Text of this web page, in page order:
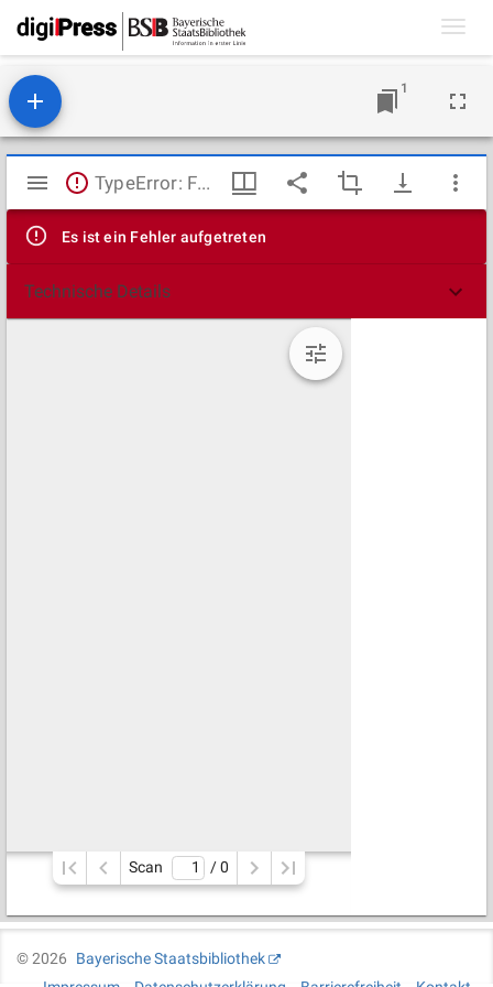
1
Mirador
Viewer
TypeError: Failed to fetch
Es ist ein Fehler aufgetreten
Technische Details
Scan / 0
©2026
Bayerische Staatsbibliothek